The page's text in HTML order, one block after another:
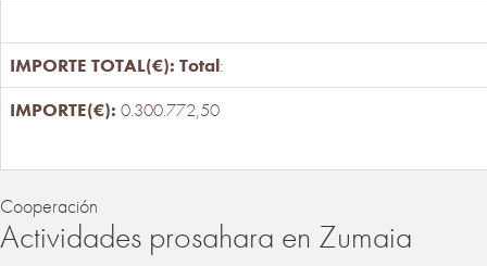
Total:
0.300.772,50
Cooperación
Actividades prosahara en Zumaia